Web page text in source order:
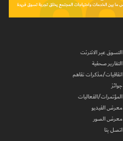
التسوق عبر الانترنت
التقارير صحفية
اتفاقيات/مذكرات تفاهم
جوائز
المؤتمرات/الفعاليات
معرض الفيديو
معرض الصور
اتصل بنا